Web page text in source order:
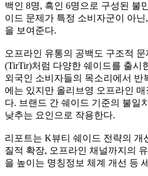
백인 8명, 흑인 6명으로 구성된 불
이드 문제가 특정 소비자군이 아
을 보여준다.
오프라인 유통의 공백도 구조적
(TirTir)처럼 다양한 쉐이드를 출시
외국인 소비자들의 목소리에서 반
에는 있지만 올리브영 오프라인
다. 브랜드 간 쉐이드 기준의 불일
낮추는 요인으로 작용한다.
리포트는 K뷰티 쉐이드 전략의 개
질적 확장, 오프라인 채널까지의
을 높이는 명칭정보 체계 개선 등